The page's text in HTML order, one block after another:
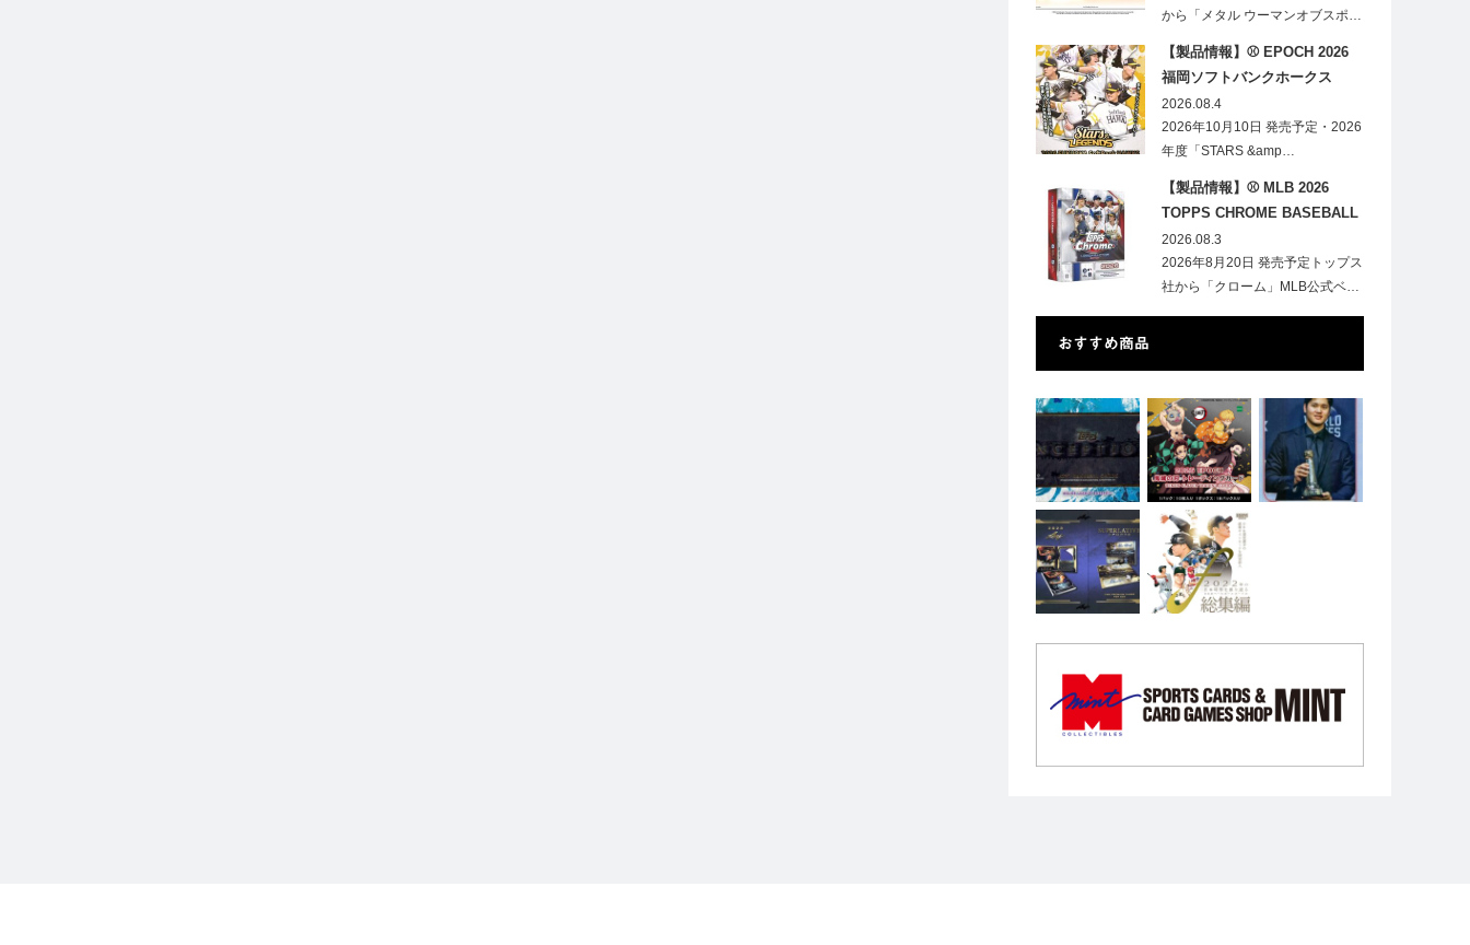
から「メタル ウーマンオブスポ…
【製品情報】⚾ EPOCH 2026
福岡ソフトバンクホークス
STARS&LEGENDS ベースボー
ルカード
2026.08.4
2026年10月10日 発売予定・2026
年度「STARS &amp…
【製品情報】⚾ MLB 2026
TOPPS CHROME BASEBALL
LOGOFRACTOR
2026.08.3
2026年8月20日 発売予定トップス
社から「クローム」MLB公式ベ…
おすすめ商品